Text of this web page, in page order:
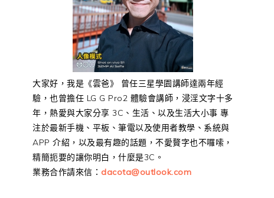
大家好，我是《雲爸》 曾任三星學園講師達兩年經
驗，也曾擔任 LG G Pro2 體驗會講師，浸淫文字十多
年，熱愛與大家分享 3C、生活、以及生活大小事 專
注於最新手機、平板、筆電以及使用者教學、系統與
APP 介紹，以及最有趣的話題，不愛贅字也不囉嗦，
精簡扼要的讓你明白，什麼是3C。
業務合作請來信： dacota@outlook.com